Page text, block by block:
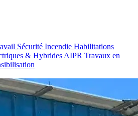
Sécurité Incendie Habilitations
& Hybrides AIPR Travaux en